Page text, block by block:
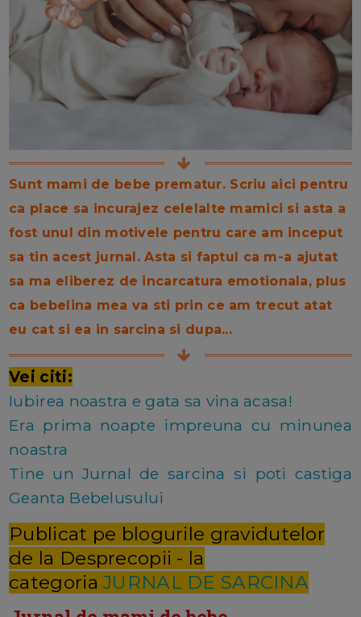
Sunt mami de bebe prematur. Scriu aici pentru
ca place sa incurajez celelalte mamici si asta a
fost unul din motivele pentru care am inceput
sa tin acest jurnal. Asta si faptul ca m-a ajutat
sa ma eliberez de incarcatura emotionala, plus
ca bebelina mea va sti prin ce am trecut atat
eu cat si ea in sarcina si dupa...
Vei citi:
Iubirea noastra e gata sa vina acasa!
Era prima noapte impreuna cu minunea
noastra
Tine un Jurnal de sarcina si poti castiga
Geanta Bebelusului
Publicat pe blogurile gravidutelor
de la Desprecopii - la
categoriaJURNAL DE SARCINA